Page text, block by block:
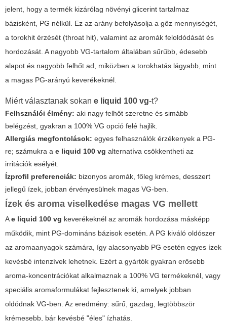
jelent, hogy a termék kizárólag növényi glicerint tartalmaz
bázisként, PG nélkül. Ez az arány befolyásolja a gőz mennyiségét,
a torokhit érzését (throat hit), valamint az aromák feloldódását és
hordozását. A nagyobb VG-tartalom általában sűrűbb, édesebb
alapot és nagyobb felhőt ad, miközben a torokhatás lágyabb, mint
a magas PG-arányú keverékeknél.
Miért választanak sokan e liquid 100 vg-t?
Felhsználói élmény: aki nagy felhőt szeretne és simább
belégzést, gyakran a 100% VG opció felé hajlik.
Allergiás megfontolások: egyes felhasználók érzékenyek a PG-
re; számukra a e liquid 100 vg alternatíva csökkentheti az
irritációk esélyét.
Ízprofil preferenciák: bizonyos aromák, főleg krémes, desszert
jellegű ízek, jobban érvényesülnek magas VG-ben.
Ízek és aroma viselkedése magas VG mellett
Ae liquid 100 vg keverékeknél az aromák hordozása másképp
működik, mint PG-domináns bázisok esetén. A PG kiváló oldószer
az aromaanyagok számára, így alacsonyabb PG esetén egyes ízek
kevésbé intenzívek lehetnek. Ezért a gyártók gyakran erősebb
aroma-koncentrációkat alkalmaznak a 100% VG termékeknél, vagy
speciális aromaformulákat fejlesztenek ki, amelyek jobban
oldódnak VG-ben. Az eredmény: sűrű, gazdag, legtöbbször
krémesebb, bár kevésbé "éles" ízhatás.